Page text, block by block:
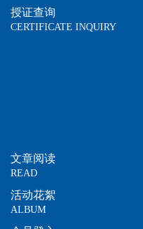
授证查询
CERTIFICATE INQUIRY
文章阅读
READ
活动花絮
ALBUM